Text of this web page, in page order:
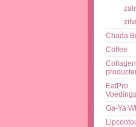
Chada
Coffee
EatPro
Ga-Ya